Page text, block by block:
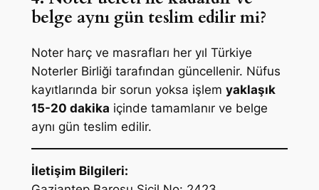
belge aynı gün teslim edilir mi?
Noter harç ve masrafları her yıl Türkiye
Noterler Birliği tarafından güncellenir. Nüfus
kayıtlarında bir sorun yoksa işlem yaklaşık
15-20 dakika içinde tamamlanır ve belge
aynı gün teslim edilir.
İletişim Bilgileri: